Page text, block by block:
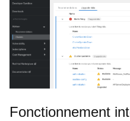
Fonctionnement